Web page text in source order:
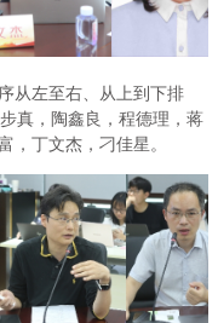
从左至右、从上到下排
真，陶鑫良，程德理，蒋
，丁文杰，刁佳星。